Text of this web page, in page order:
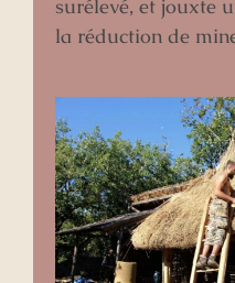
surélevé, et jouxte
la réduction de